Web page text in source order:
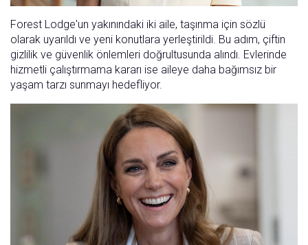
Forest Lodge'un yakınındaki iki aile, taşınma için sözlü
olarak uyarıldı ve yeni konutlara yerleştirildi. Bu adım, çiftin
gizlilik ve güvenlik önlemleri doğrultusunda alındı. Evlerinde
hizmetli çalıştırmama kararı ise aileye daha bağımsız bir
yaşam tarzı sunmayı hedefliyor.